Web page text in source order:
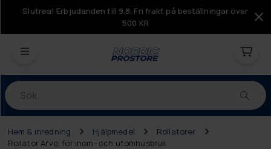
Slutrea! Erbjudanden till 9.8. Fri frakt på beställningar över
500 KR
Produkter
Hem & inredning Hjälpmedel
Rollatorer
Rollator Arvo, för inom- och utomhusbruk